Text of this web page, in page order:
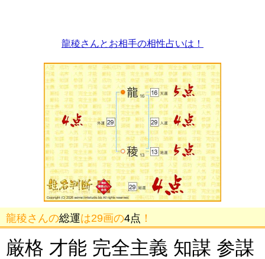
龍稜さんとお相手の相性占いは！
龍稜さんの総運は29画の4点 ！
厳格 才能 完全主義 知謀 参謀